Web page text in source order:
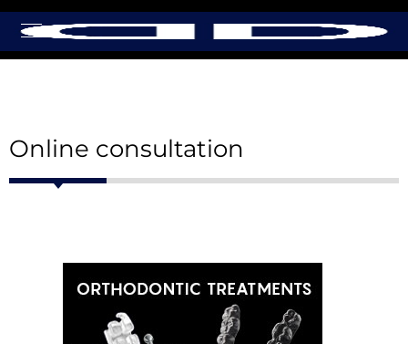
Online consultation